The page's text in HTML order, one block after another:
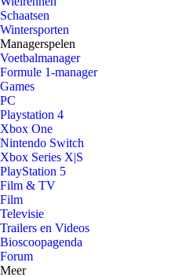
Schaatsen
Wintersporten
Managerspelen
Voetbalmanager
Formule 1-manager
Games
PC
Playstation 4
Xbox One
Nintendo Switch
Xbox Series X|S
PlayStation 5
Film & TV
Film
Televisie
Trailers en Videos
Bioscoopagenda
Forum
Meer